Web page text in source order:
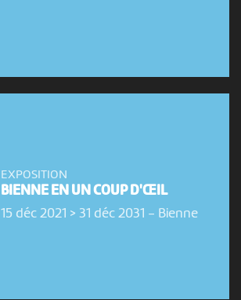
EXPOSITION
BIENNE EN UN COUP D'ŒIL
15 déc 2021 > 31 déc 2031 - Bienne